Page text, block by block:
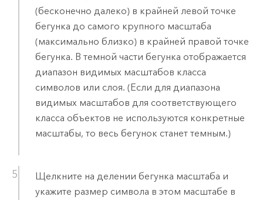
(бесконечно далеко) в крайней левой точке
бегунка до самого крупного масштаба
(максимально близко) в крайней правой точке
бегунка. В темной части бегунка отображается
диапазон видимых масштабов класса
символов или слоя. (Если для диапазона
видимых масштабов для соответствующего
класса объектов не используются конкретные
масштабы, то весь бегунок станет темным.)
Щелкните на делении бегунка масштаба и
укажите размер символа в этом масштабе в